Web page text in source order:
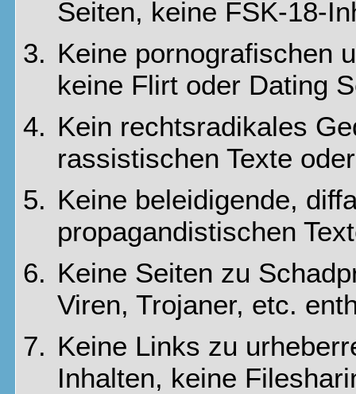
Seiten, keine FSK-18-
Keine pornografischen
keine Flirt oder Dating
Kein rechtsradikales
rassistischen Texte
Keine beleidigende,
propagandistischen
Keine Seiten zu
Viren, Trojaner, etc.
Keine Links zu
Inhalten, keine